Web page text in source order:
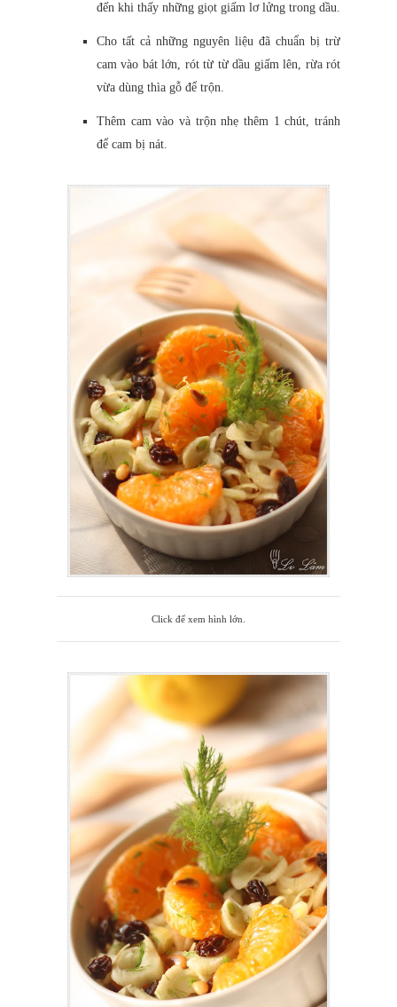
đến khi thấy những giọt giấm lơ lửng trong dầu.
Cho tất cả những nguyên liệu đã chuẩn bị trừ
cam vào bát lớn, rót từ từ dầu giấm lên, rừa rót
vừa dùng thìa gỗ để trộn.
Thêm cam vào và trộn nhẹ thêm 1 chút, tránh
để cam bị nát.
Click để xem hình lớn.